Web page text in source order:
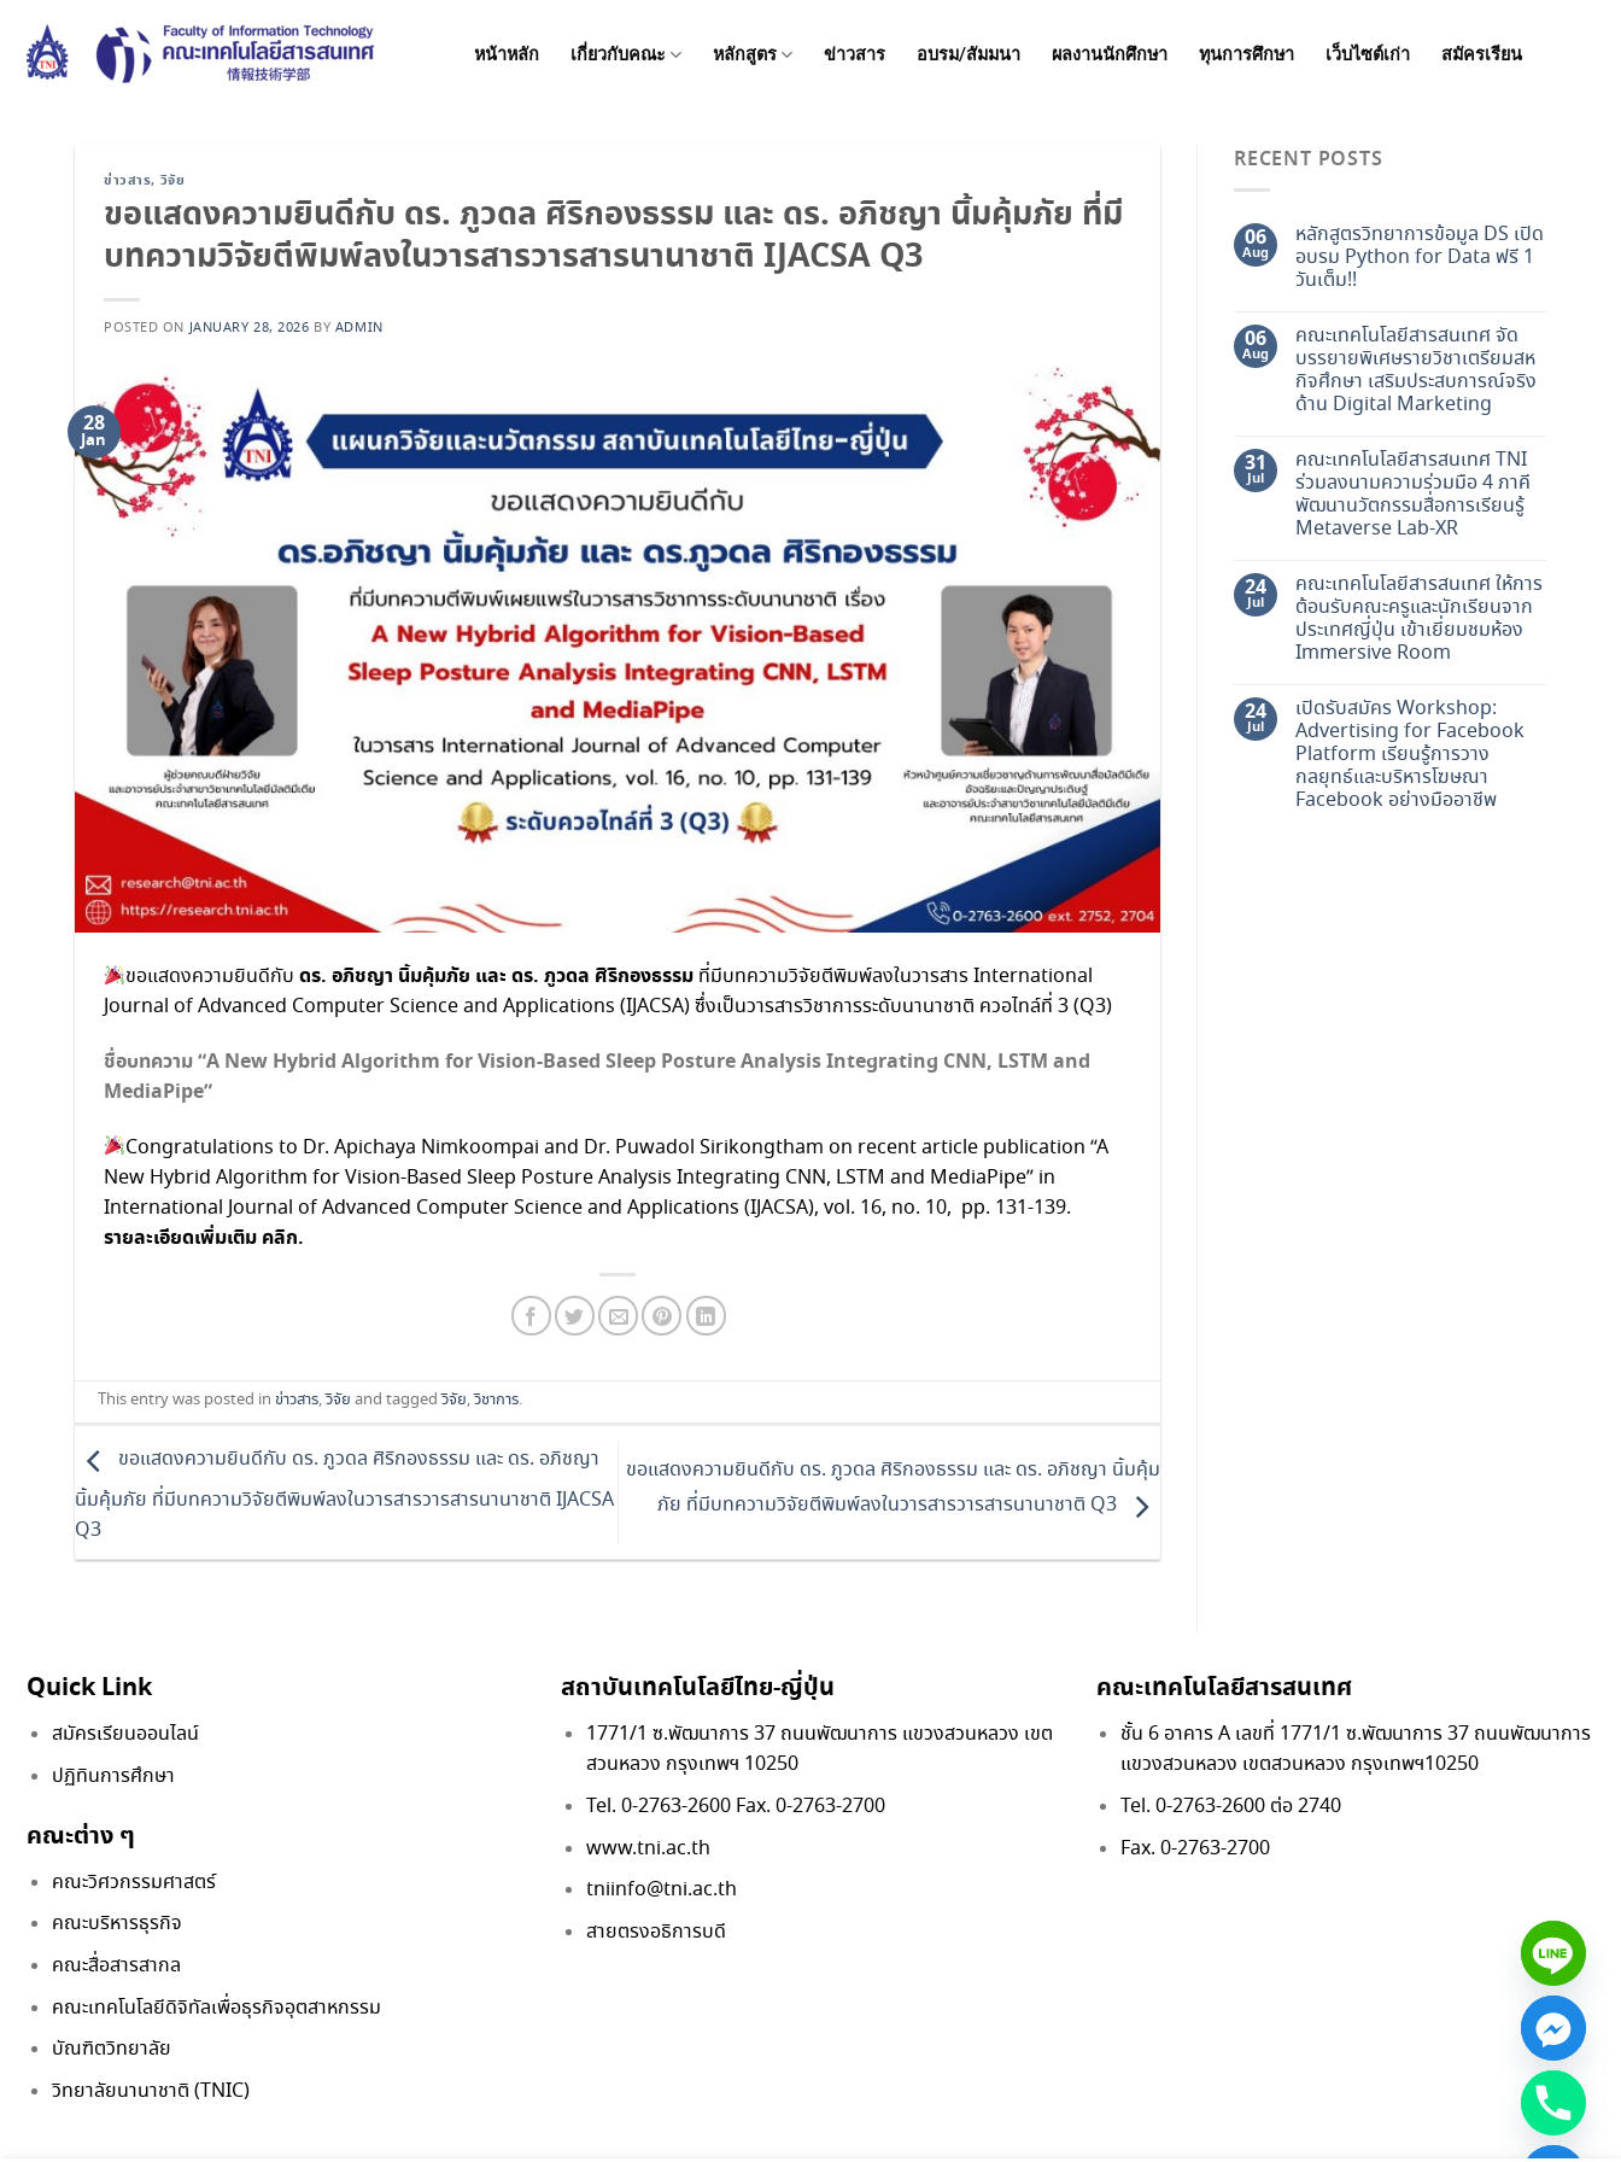
content
หน้าหลัก เกี่ยวกับคณะ หลักสูตร ข่าวสาร อบรม/สัมมนา ผลงานนักศึกษา ทุนการศึกษา เว็บไซต์เก่า สมัครเรียน
ข่าวสาร, วิจัย
ขอแสดงความยินดีกับ ดร. ภูวดล ศิริกองธรรม และ ดร. อภิชญา นิ้มคุ้มภัย ที่มี
บทความวิจัยตีพิมพ์ลงในวารสารวารสารนานาชาติ IJACSA Q3
POSTED ON JANUARY 28, 2026 BY ADMIN
28
Jan
ขอแสดงความยินดีกับดร. อภิชญา นิ้มคุ้มภัย และ ดร. ภูวดล ศิริกองธรรม ที่มีบทความวิจัยตีพิมพ์ลงในวารสาร International
Journal of Advanced Computer Science and Applications (IJACSA) ซึ่งเป็นวารสารวิชาการระดับนานาชาติ ควอไทล์ที่ 3 (Q3)
ชื่อบทความ “A New Hybrid Algorithm for Vision-Based Sleep Posture Analysis Integrating CNN, LSTM and
MediaPipe”
Congratulations to Dr. Apichaya Nimkoompai and Dr. Puwadol Sirikongtham on recent article publication “A
New Hybrid Algorithm for Vision-Based Sleep Posture Analysis Integrating CNN, LSTM and MediaPipe” in
International Journal of Advanced Computer Science and Applications (IJACSA), vol. 16, no. 10, pp. 131-139.
รายละเอียดเพิ่มเติม คลิก.​
This entry was posted inข่าวสาร,วิจัย and taggedวิจัย,วิชาการ.
ขอแสดงความยินดีกับ ดร. ภูวดล ศิริกองธรรม และ ดร. อภิชญา
นิ้มคุ้มภัย ที่มีบทความวิจัยตีพิมพ์ลงในวารสารวารสารนานาชาติ IJACSA
Q3
ขอแสดงความยินดีกับ ดร. ภูวดล ศิริกองธรรม และ ดร. อภิชญา นิ้มคุ้ม
ภัย ที่มีบทความวิจัยตีพิมพ์ลงในวารสารวารสารนานาชาติ Q3
RECENT POSTS
06
Aug
หลักสูตรวิทยาการข้อมูล DS เปิด
อบรม Python for Data ฟรี 1
วันเต็ม!!
06
Aug
คณะเทคโนโลยีสารสนเทศ จัด
บรรยายพิเศษรายวิชาเตรียมสห
กิจศึกษา เสริมประสบการณ์จริง
ด้าน Digital Marketing
31
Jul
คณะเทคโนโลยีสารสนเทศ TNI
ร่วมลงนามความร่วมมือ 4 ภาคี
พัฒนานวัตกรรมสื่อการเรียนรู้
Metaverse Lab-XR
24
Jul
คณะเทคโนโลยีสารสนเทศ ให้การ
ต้อนรับคณะครูและนักเรียนจาก
ประเทศญี่ปุ่น เข้าเยี่ยมชมห้อง
Immersive Room
24
Jul
เปิดรับสมัคร Workshop:
Advertising for Facebook
Platform เรียนรู้การวาง
กลยุทธ์และบริหารโฆษณา
Facebook อย่างมืออาชีพ
Quick Link
สมัครเรียนออนไลน์
ปฏิทินการศึกษา
คณะต่าง ๆ
คณะวิศวกรรมศาสตร์
คณะบริหารธุรกิจ
คณะสื่อสารสากล
คณะเทคโนโลยีดิจิทัลเพื่อธุรกิจอุตสาหกรรม
บัณฑิตวิทยาลัย
วิทยาลัยนานาชาติ (TNIC)
สถาบันเทคโนโลยีไทย-ญี่ปุ่น
1771/1 ซ.พัฒนาการ 37 ถนนพัฒนาการ แขวงสวนหลวง เขต
สวนหลวง กรุงเทพฯ 10250
Tel. 0-2763-2600 Fax. 0-2763-2700
www.tni.ac.th
tniinfo@tni.ac.th
สายตรงอธิการบดี
คณะเทคโนโลยีสารสนเทศ
ชั้น 6 อาคาร A เลขที่ 1771/1 ซ.พัฒนาการ 37 ถนนพัฒนาการ
แขวงสวนหลวง เขตสวนหลวง กรุงเทพฯ10250
Tel. 0-2763-2600 ต่อ 2740
Fax. 0-2763-2700